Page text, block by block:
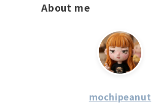
About me
mochipeanut